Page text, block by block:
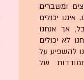
ומשברים
יכולים
אך אנחנו
לא יכולים
להשפיע על
של